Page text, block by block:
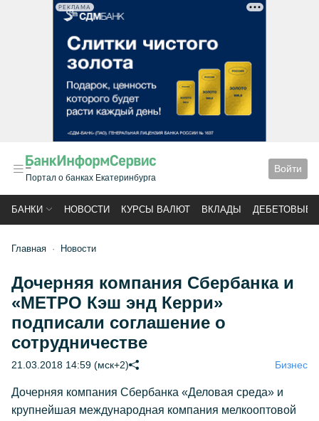
РЕКЛАМА
Портал о банках Екатеринбурга
Войти
БАНКИ НОВОСТИ КУРСЫ ВАЛЮТ ВКЛАДЫ ДЕБЕТОВЫЕ
Главная Новости
Дочерняя компания Сбербанка и
«МЕТРО Кэш энд Керри»
подписали соглашение о
сотрудничестве
21.03.2018 14:59 (мск+2) Бизнес
Дочерняя компания Сбербанка «Деловая среда» и
крупнейшая международная компания мелкооптовой